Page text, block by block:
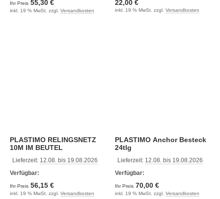
Ihr Preis 55,30 €
inkl. 19 % MwSt. zzgl. Versandkosten
22,00 €
inkl. 19 % MwSt. zzgl. Versandkosten
PLASTIMO RELINGSNETZ
10M IM BEUTEL
Lieferzeit: 12.08. bis 19.08.2026
Verfügbar:
Ihr Preis 56,15 €
inkl. 19 % MwSt. zzgl. Versandkosten
PLASTIMO Anchor Besteck
24tlg
Lieferzeit: 12.08. bis 19.08.2026
Verfügbar:
Ihr Preis 70,00 €
inkl. 19 % MwSt. zzgl. Versandkosten